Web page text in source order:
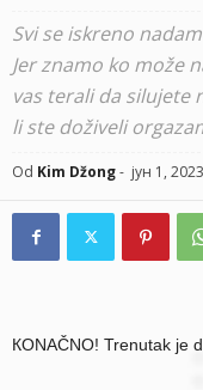
Svi se iskreno
Jer znamo ko može
vas terali da silujete
li ste doživeli
Od Kim Džong- јун 1, 2023
КONAČNO! Trenutak je